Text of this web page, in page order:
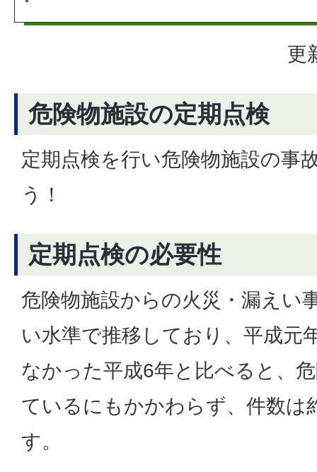
更
危険物施設の定期点検
定期点検を行い危険物施設の事
う！
定期点検の必要性
危険物施設からの火災・漏えい
い水準で推移しており、平成元
なかった平成6年と比べると、
ているにもかかわらず、件数は
す。